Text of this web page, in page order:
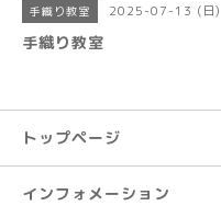
手織り教室 2025-07-13 (日)
手織り教室
トップページ
インフォメーション